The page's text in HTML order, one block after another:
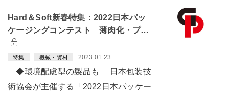
Hard＆Soft新春特集：2022日本パッ
ケージングコンテスト 薄肉化・プ…
特集 機械・資材 2023.01.23
◆環境配慮型の製品も 日本包装技
術協会が主催する「2022日本パッケー